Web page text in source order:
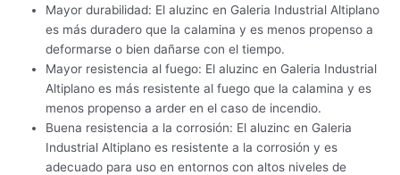
Mayor durabilidad: El aluzinc en Galeria Industrial Altiplano
es más duradero que la calamina y es menos propenso a
deformarse o bien dañarse con el tiempo.
Mayor resistencia al fuego: El aluzinc en Galeria Industrial
Altiplano es más resistente al fuego que la calamina y es
menos propenso a arder en el caso de incendio.
Buena resistencia a la corrosión: El aluzinc en Galeria
Industrial Altiplano es resistente a la corrosión y es
adecuado para uso en entornos con altos niveles de